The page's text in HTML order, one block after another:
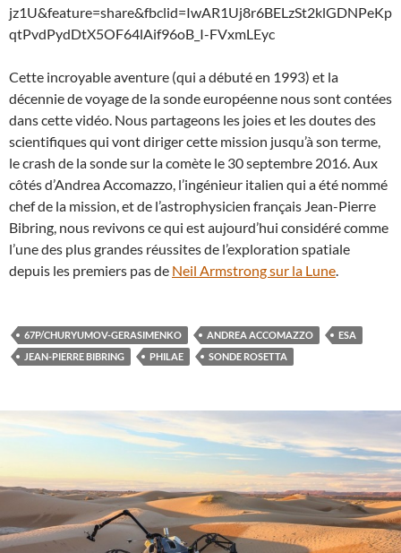
jz1U&feature=share&fbclid=IwAR1Uj8r6BELzSt2klGDNPeKp
qtPvdPydDtX5OF64lAif96oB_I-FVxmLEyc
Cette incroyable aventure (qui a débuté en 1993) et la
décennie de voyage de la sonde européenne nous sont contées
dans cette vidéo. Nous partageons les joies et les doutes des
scientifiques qui vont diriger cette mission jusqu’à son terme,
le crash de la sonde sur la comète le 30 septembre 2016. Aux
côtés d’Andrea Accomazzo, l’ingénieur italien qui a été nommé
chef de la mission, et de l’astrophysicien français Jean-Pierre
Bibring, nous revivons ce qui est aujourd’hui considéré comme
l’une des plus grandes réussites de l’exploration spatiale
depuis les premiers pas de Neil Armstrong sur la Lune.
67P/CHURYUMOV-GERASIMENKO ANDREA ACCOMAZZO
ESA
JEAN-PIERRE BIBRING
PHILAE SONDE ROSETTA